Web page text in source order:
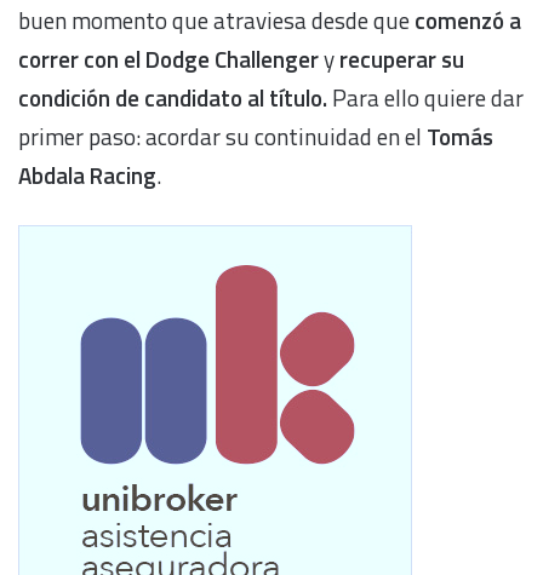
buen momento que atraviesa desde quecomenzó a
correr con el Dodge Challengeryrecuperar su
condición de candidato al título. Para ello quiere dar
primer paso: acordar su continuidad en el Tomás
Abdala Racing.